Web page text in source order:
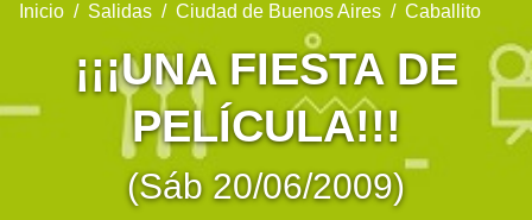
Inicio Salidas Ciudad de Buenos Aires Caballito
¡¡¡UNA FIESTA DE
PELÍCULA!!!
(Sáb 20/06/2009)